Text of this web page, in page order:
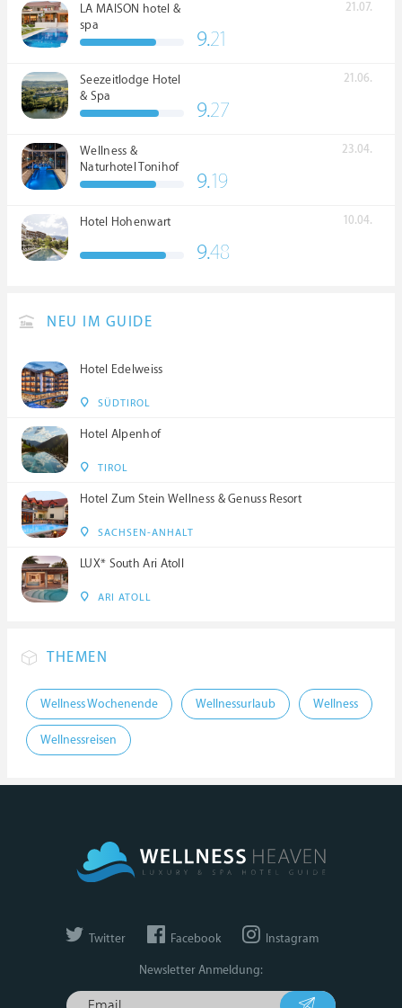
LA MAISON hotel &
spa
21.07.
9.21
Seezeitlodge Hotel
& Spa
21.06.
9.27
Wellness &
Naturhotel Tonihof
****S
23.04.
9.19
Hotel Hohenwart 10.04.
9.48
NEU IM GUIDE
Hotel Edelweiss
SÜDTIROL
Hotel Alpenhof
TIROL
Hotel Zum Stein Wellness & Genuss Resort
SACHSEN-ANHALT
LUX* South Ari Atoll
ARI ATOLL
THEMEN
Wellness Wochenende Wellnessurlaub Wellness
Wellnessreisen
Twitter Facebook Instagram
Newsletter Anmeldung: